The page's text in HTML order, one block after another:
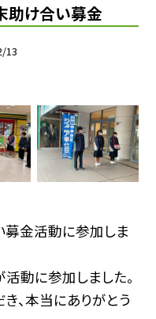
け合い募金
13
募金活動に参加しま
動に参加しました。
、本当にありがとう